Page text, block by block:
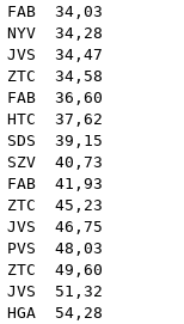
FAB 34,03
NYV 34,28
JVS 34,47
ZTC 34,58
FAB 36,60
HTC 37,62
SDS 39,15
SZV 40,73
FAB 41,93
ZTC 45,23
JVS 46,75
PVS 48,03
ZTC 49,60
JVS 51,32
HGA 54,28